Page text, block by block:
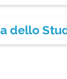
dello